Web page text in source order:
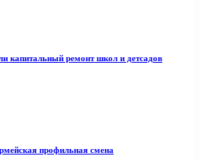
капитальный ремонт школ и детсадов
профильная смена